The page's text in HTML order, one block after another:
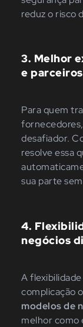
reduz o risco
3. Melhor
e parceiros
Para quem
desafiador.
resolve essa
sua parte
4.
negócios
A
complicação
modelos de
melhor como